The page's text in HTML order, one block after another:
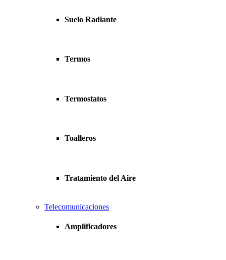
Suelo Radiante
Termos
Termostatos
Toalleros
Tratamiento del Aire
Telecomunicaciones
Amplificadores